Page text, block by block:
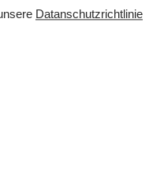
Datanschutzrichtlinie